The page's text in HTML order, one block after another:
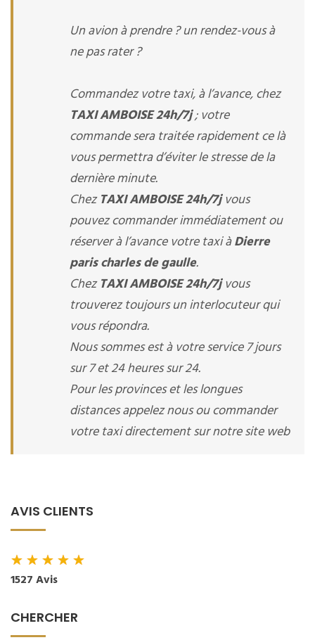
Un avion à prendre ? un rendez-vous à
ne pas rater ?
Commandez votre taxi, à l’avance, chez
TAXI AMBOISE 24h/7j; votre
commande sera traitée rapidement ce là
vous permettra d’éviter le stresse de la
dernière minute.
ChezTAXI AMBOISE 24h/7jvous
pouvez commander immédiatement ou
réserver à l’avance votre taxi àDierre
paris charles de gaulle.
ChezTAXI AMBOISE 24h/7jvous
trouverez toujours un interlocuteur qui
vous répondra.
Nous sommes est à votre service 7 jours
sur 7 et 24 heures sur 24.
Pour les provinces et les longues
distances appelez nous ou commander
votre taxi directement sur notre site web
AVIS CLIENTS
★★★★★
1527 Avis
CHERCHER